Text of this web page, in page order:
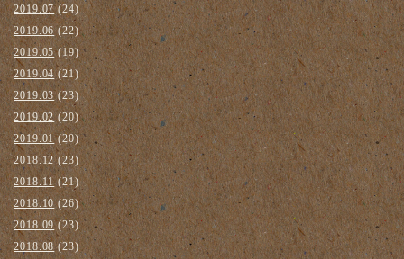
2019.07(24)
2019.06 (22)
2019.05(19)
2019.04(21)
2019.03(23)
2019.02 (20)
2019.01(20)
2018.12 (23)
2018.11(21)
2018.10 (26)
2018.09(23)
2018.08(23)